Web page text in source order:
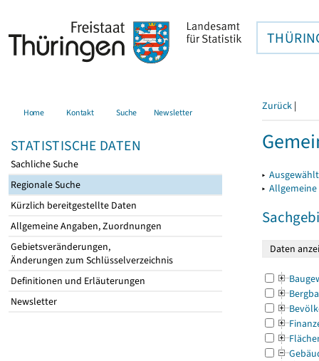
Home Kontakt Suche Newsletter
STATISTISCHE DATEN
Sachliche Suche
Regionale Suche
Kürzlich bereitgestellte Daten
Allgemeine Angaben, Zuordnungen
Gebietsveränderungen,
Änderungen zum Schlüsselverzeichnis
Definitionen und Erläuterungen
Newsletter
Zurück |
▸
▸